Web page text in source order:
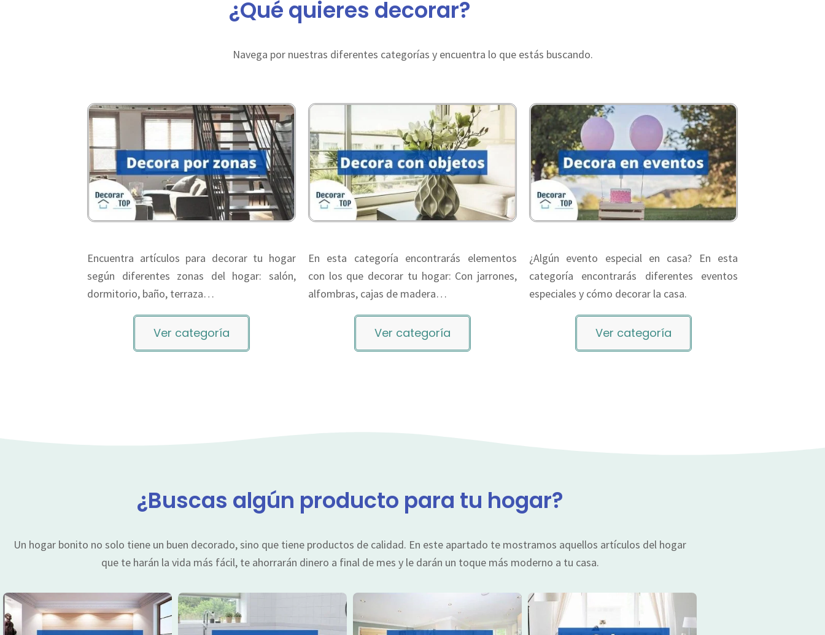
¿Qué quieres decorar?
Navega por nuestras diferentes categorías y encuentra lo que estás buscando.
Encuentra artículos para decorar tu hogar
según diferentes zonas del hogar: salón,
dormitorio, baño, terraza…
Ver categoría
En esta categoría encontrarás elementos
con los que decorar tu hogar: Con jarrones,
alfombras, cajas de madera…
Ver categoría
¿Algún evento especial en casa? En esta
categoría encontrarás diferentes eventos
especiales y cómo decorar la casa.
Ver categoría
¿Buscas algún producto para tu hogar?
Un hogar bonito no solo tiene un buen decorado, sino que tiene productos de calidad. En este apartado te mostramos aquellos artículos del hogar
que te harán la vida más fácil, te ahorrarán dinero a final de mes y le darán un toque más moderno a tu casa.